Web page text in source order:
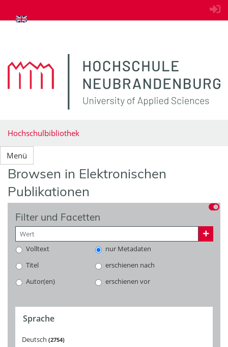
zum Inhalt springen
Hochschulbibliothek
Menü
Browsen in Elektronischen
Publikationen
Filter und Facetten
Volltext
nur Metadaten
Titel
erschienen nach
Autor(en)
erschienen vor
Sprache
Deutsch 2754